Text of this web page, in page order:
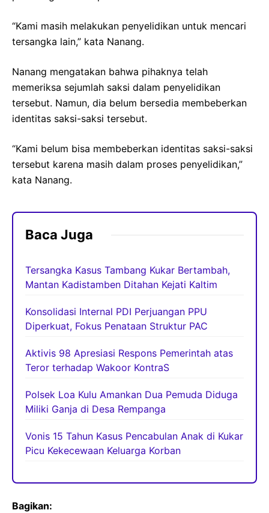
“Kami masih melakukan penyelidikan untuk mencari
tersangka lain,” kata Nanang.
Nanang mengatakan bahwa pihaknya telah
memeriksa sejumlah saksi dalam penyelidikan
tersebut. Namun, dia belum bersedia membeberkan
identitas saksi-saksi tersebut.
“Kami belum bisa membeberkan identitas saksi-saksi
tersebut karena masih dalam proses penyelidikan,”
kata Nanang.
Baca Juga
Tersangka Kasus Tambang Kukar Bertambah,
Mantan Kadistamben Ditahan Kejati Kaltim
Konsolidasi Internal PDI Perjuangan PPU
Diperkuat, Fokus Penataan Struktur PAC
Aktivis 98 Apresiasi Respons Pemerintah atas
Teror terhadap Wakoor KontraS
Polsek Loa Kulu Amankan Dua Pemuda Diduga
Miliki Ganja di Desa Rempanga
Vonis 15 Tahun Kasus Pencabulan Anak di Kukar
Picu Kekecewaan Keluarga Korban
Bagikan: